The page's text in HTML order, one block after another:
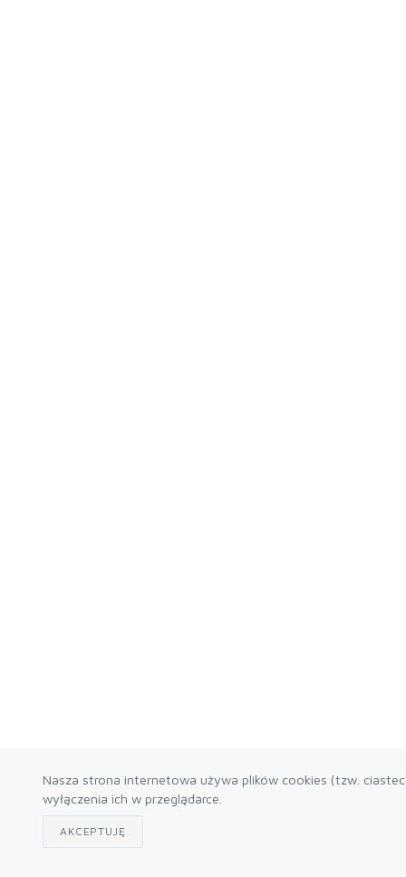
Nasza strona internetowa używa plików cookies (tzw.
wyłączenia ich w przeglądarce.
AKCEPTUJĘ